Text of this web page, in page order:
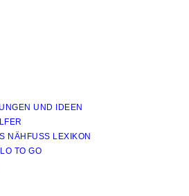
UND IDEEN
NÄHFUSS LEXIKON
TO GO